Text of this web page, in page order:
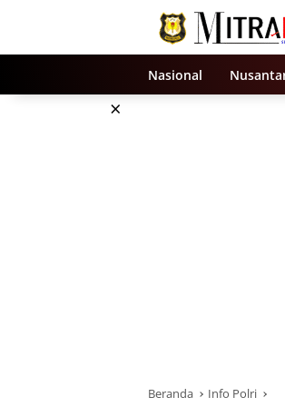
Nasional
×
Beranda Info Polri